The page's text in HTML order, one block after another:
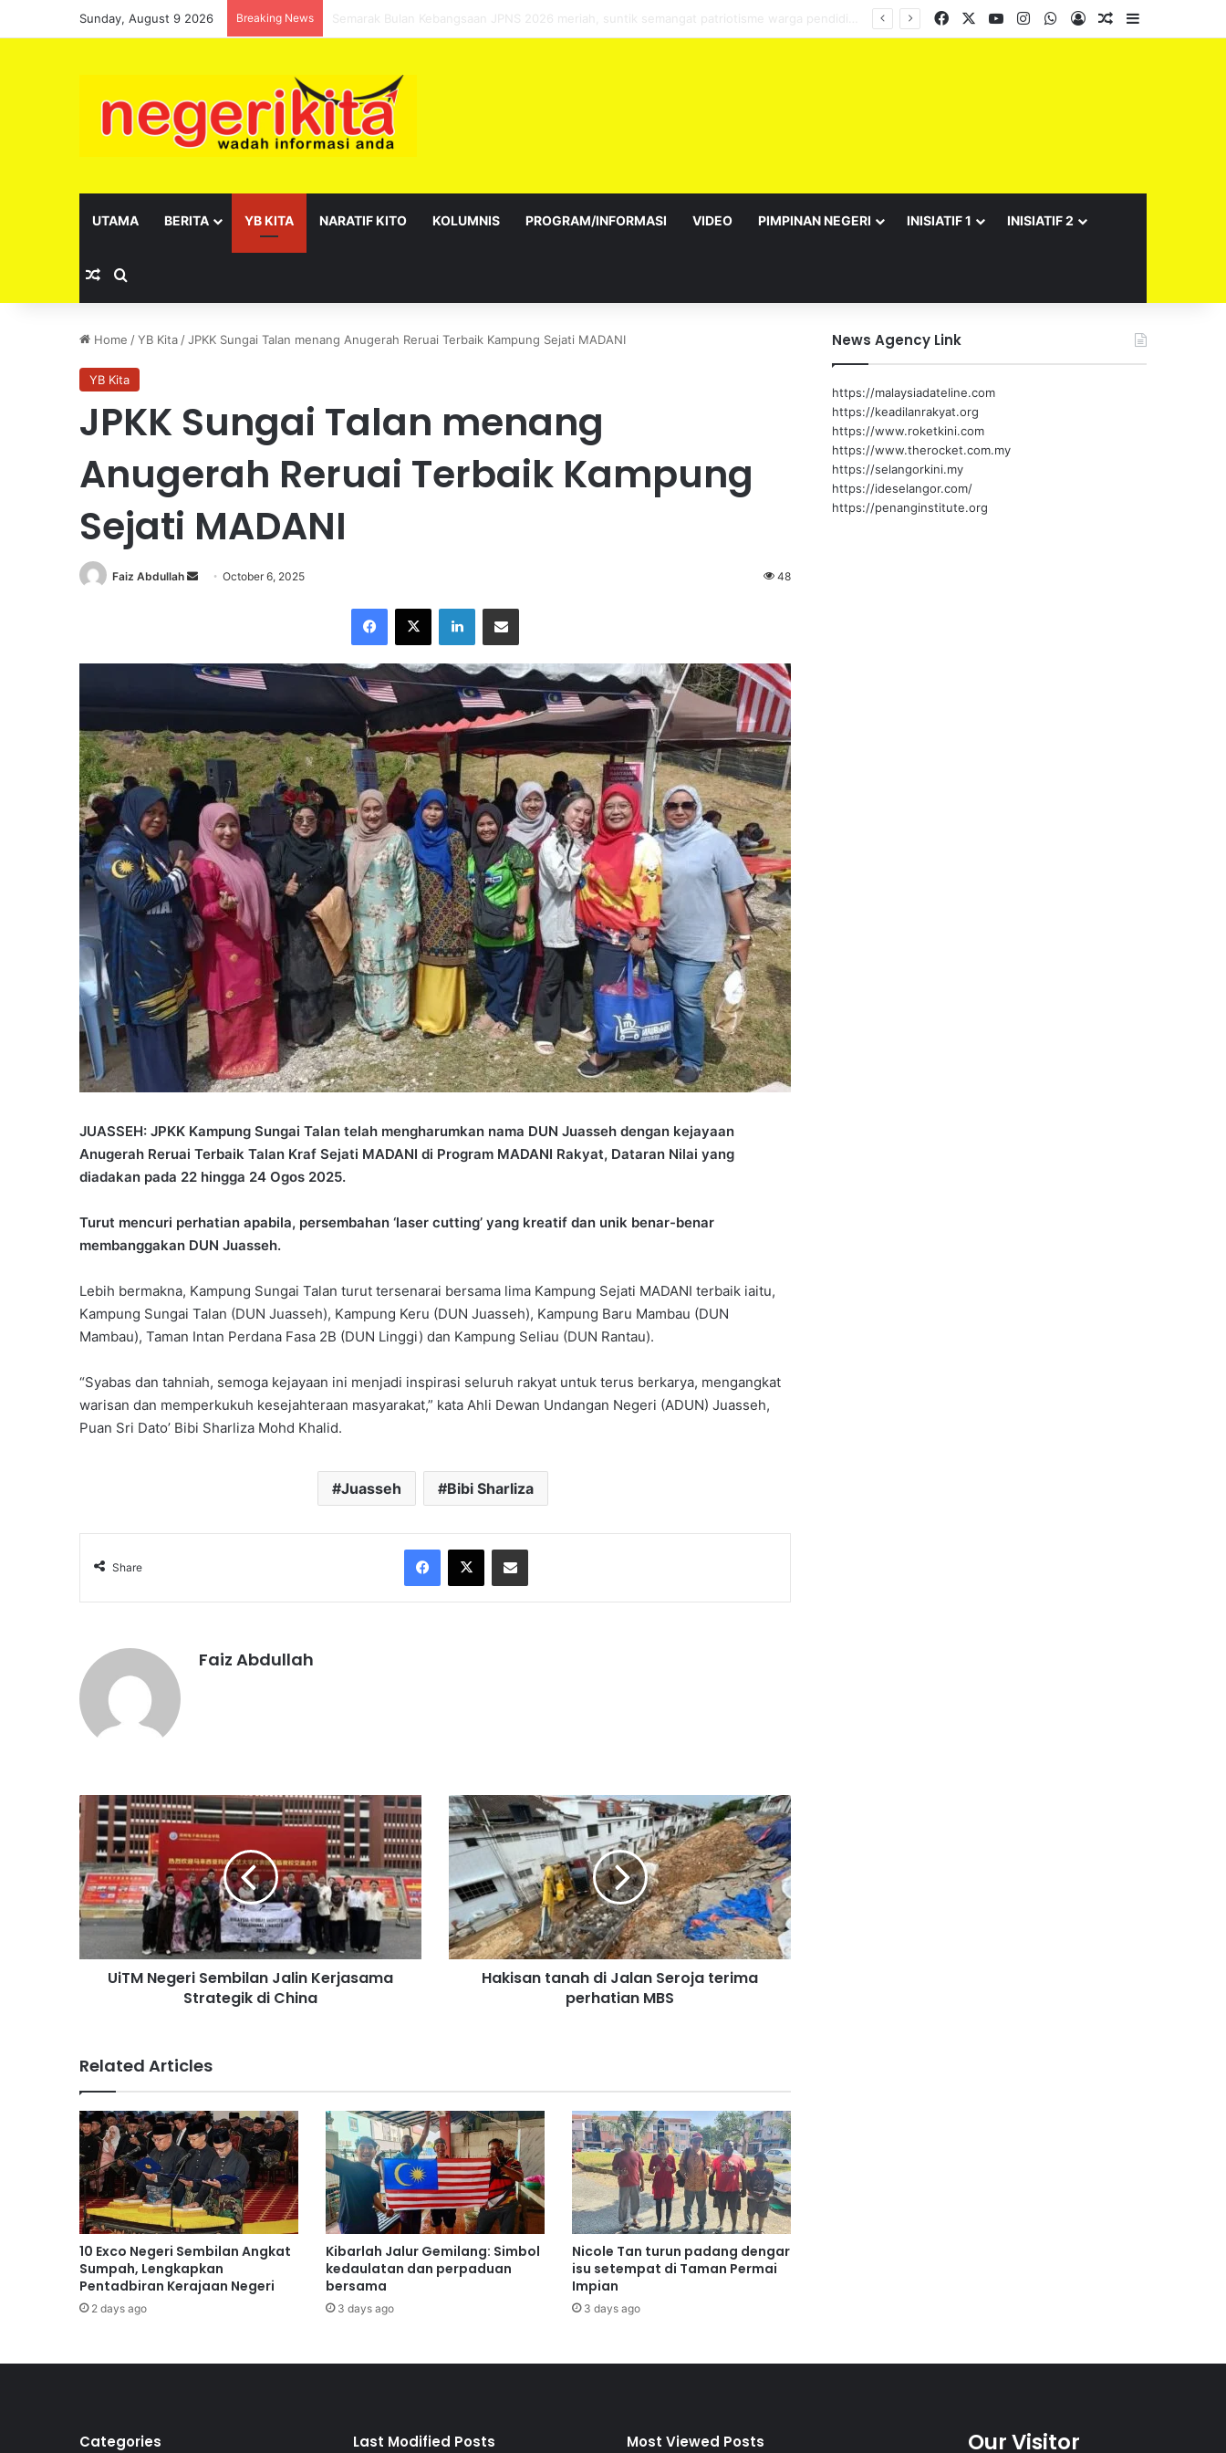
Sunday, August 9 2026 Breaking News Pelantikan sebagai Exco satu amanah besar – Siow Kong Choon Facebook YouTubeInstagramWhatsApp
Log InRandom Article
UTAMA BERITA YB KITA NARATIF KITO KOLUMNIS PROGRAM/INFORMASI VIDEO PIMPINAN NEGERI INISIATIF 1 INISIATIF 2
Random Article
Home /YB Kita /JPKK Sungai Talan menang Anugerah Reruai Terbaik Kampung Sejati MADANI
YB Kita
JPKK Sungai Talan menang
Anugerah Reruai Terbaik Kampung
Sejati MADANI
Faiz Abdullah
a
m
a
i
l
October 6, 2025 48
JUASSEH: JPKK Kampung Sungai Talan telah mengharumkan nama DUN Juasseh dengan kejayaan
Anugerah Reruai Terbaik Talan Kraf Sejati MADANI di Program MADANI Rakyat, Dataran Nilai yang
diadakan pada 22 hingga 24 Ogos 2025.
Turut mencuri perhatian apabila, persembahan ‘laser cutting’ yang kreatif dan unik benar-benar
membanggakan DUN Juasseh.
Lebih bermakna, Kampung Sungai Talan turut tersenarai bersama lima Kampung Sejati MADANI terbaik iaitu,
Kampung Sungai Talan (DUN Juasseh), Kampung Keru (DUN Juasseh), Kampung Baru Mambau (DUN
Mambau), Taman Intan Perdana Fasa 2B (DUN Linggi) dan Kampung Seliau (DUN Rantau).
“Syabas dan tahniah, semoga kejayaan ini menjadi inspirasi seluruh rakyat untuk terus berkarya, mengangkat
warisan dan memperkukuh kesejahteraan masyarakat,” kata Ahli Dewan Undangan Negeri (ADUN) Juasseh,
Puan Sri Dato’ Bibi Sharliza Mohd Khalid.
Juasseh Bibi Sharliza
Share
Faiz Abdullah
U
i
M
N
e
g
r
i
l
a
n
J
a
l
i
n
K
e
r
j
t
UiTM Negeri Sembilan Jalin Kerjasama
Strategik di China
H
a
k
i
s
a
n
t
a
a
l
a
n
S
e
r
o
a
r
Hakisan tanah di Jalan Seroja terima
perhatian MBS
Related Articles
10 Exco Negeri Sembilan Angkat
Sumpah, Lengkapkan
Pentadbiran Kerajaan Negeri
2 days ago
Kibarlah Jalur Gemilang: Simbol
kedaulatan dan perpaduan
bersama
3 days ago
Nicole Tan turun padang dengar
isu setempat di Taman Permai
Impian
3 days ago
News Agency Link
https://malaysiadateline.com
https://keadilanrakyat.org
https://www.roketkini.com
https://www.therocket.com.my
https://selangorkini.my
https://ideselangor.com/
https://penanginstitute.org
Categories Last Modified Posts Most Viewed Posts Our Visitor